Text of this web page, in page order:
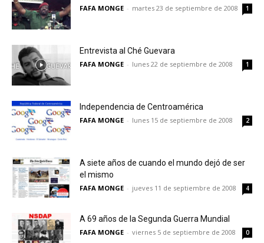
FAFA MONGE - martes 23 de septiembre de 2008 1
Entrevista al Ché Guevara
FAFA MONGE - lunes 22 de septiembre de 2008 1
Independencia de Centroamérica
FAFA MONGE - lunes 15 de septiembre de 2008 2
A siete años de cuando el mundo dejó de ser
el mismo
FAFA MONGE - jueves 11 de septiembre de 2008 4
A 69 años de la Segunda Guerra Mundial
FAFA MONGE - viernes 5 de septiembre de 2008 0